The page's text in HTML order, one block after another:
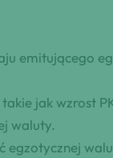
emitującego
jak wzrost
waluty.
egzotycznej